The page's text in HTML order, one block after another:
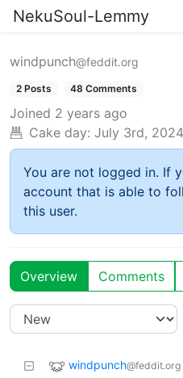
NekuSoul-Lemmy
windpunch@feddit.org
2 Posts 48 Comments
Joined 2 years ago
Cake day: July 3rd, 2024
You are not logged in. If
account that is able to
this user.
Overview Comments
windpunch@feddit.org